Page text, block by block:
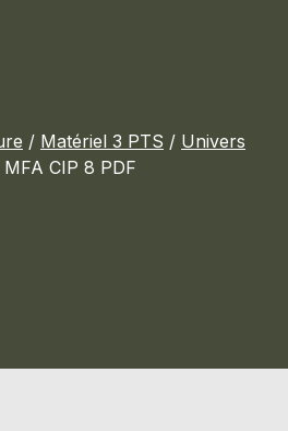
/ Matériel 3 PTS / Univers
MFA CIP 8 PDF